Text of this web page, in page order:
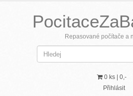
Repasované počítače a
0 ks | 0,-
Přihlásit